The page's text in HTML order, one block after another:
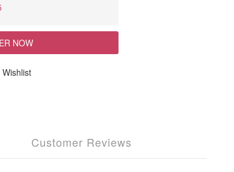
NOW
Customer Reviews